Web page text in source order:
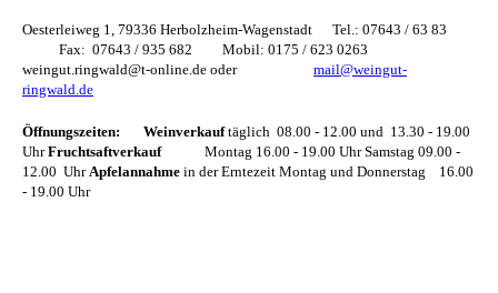
Oesterleiweg 1, 79336 Herbolzheim-Wagenstadt Tel.: 07643 / 63 83
Fax: 07643 / 935 682
Mobil: 0175 / 623 0263
weingut.ringwald@t-online.de oder mail@weingut-
ringwald.de
Öffnungszeiten: Weinverkauftäglich 08.00 - 12.00 und 13.30 - 19.00
UhrFruchtsaftverkauf Montag 16.00 - 19.00 Uhr Samstag 09.00 -
12.00 UhrApfelannahme in der Erntezeit Montag und Donnerstag 16.00
- 19.00 Uhr